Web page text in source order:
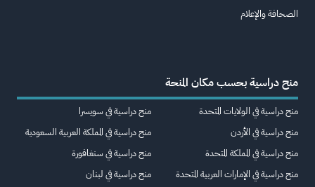
الصحافة والإعلام
منح دراسية بحسب مكان المنحة
منح دراسية في الولايات المتحدة
منح دراسية في الأردن
منح دراسية في المملكة المتحدة
منح دراسية في الإمارات العربية المتحدة
منح دراسية في سويسرا
منح دراسية في المملكة العربية السعودية
منح دراسية في سنغافورة
منح دراسية في لبنان